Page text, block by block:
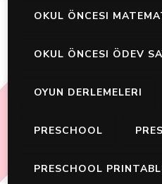
OKUL ÖNCESI
OKUL ÖNCESI ÖDEV
OYUN DERLEMELERI
PRESCHOOL
PRESCHOOL